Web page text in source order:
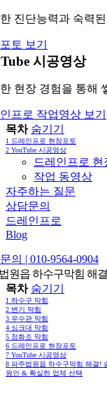
진단능력과 숙력
토 보기
시공영상
현장 경험을 통해
프로 작업영상 보기
목차 숨기기
1 드레인프로 현장포토
2 YouTube 시공영상
드레인프로 현
작업 동영상
자주하는 질문
상담문의
드레인프로
Blog
의 | 010-9564-0904
원읍 하수구막힘 해
목차 숨기기
1 하수구 막힘
2 변기 막힘
3 우수관 막힘
4 싱크대 막힘
5 정화조 막힘
6 드레인프로 현장포토
7 YouTube 시공영상
8 파주법원읍 하수구막힘 해결!
원인 & 확실한 업체 선택